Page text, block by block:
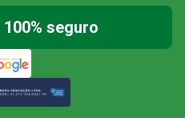
100% seguro